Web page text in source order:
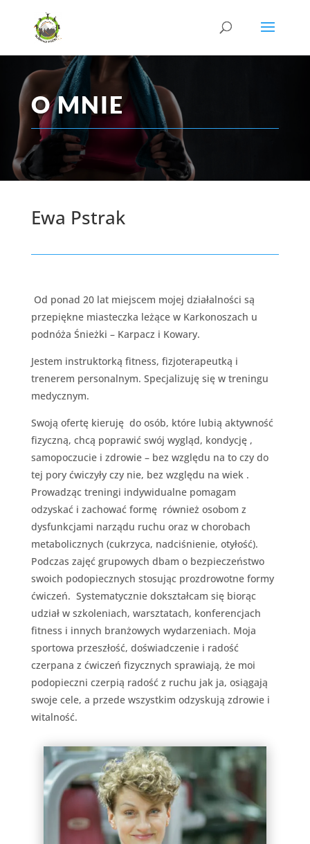
O MNIE
Ewa Pstrak
Od ponad 20 lat miejscem mojej działalności są
przepiękne miasteczka leżące w Karkonoszach u
podnóża Śnieżki – Karpacz i Kowary.
Jestem instruktorką fitness, fizjoterapeutką i
trenerem personalnym. Specjalizuję się w treningu
medycznym.
Swoją ofertę kieruję do osób, które lubią aktywność
fizyczną, chcą poprawić swój wygląd, kondycję ,
samopoczucie i zdrowie – bez względu na to czy do
tej pory ćwiczyły czy nie, bez względu na wiek .
Prowadząc treningi indywidualne pomagam
odzyskać i zachować formę również osobom z
dysfunkcjami narządu ruchu oraz w chorobach
metabolicznych (cukrzyca, nadciśnienie, otyłość).
Podczas zajęć grupowych dbam o bezpieczeństwo
swoich podopiecznych stosując prozdrowotne formy
ćwiczeń. Systematycznie dokształcam się biorąc
udział w szkoleniach, warsztatach, konferencjach
fitness i innych branżowych wydarzeniach. Moja
sportowa przeszłość, doświadczenie i radość
czerpana z ćwiczeń fizycznych sprawiają, że moi
podopieczni czerpią radość z ruchu jak ja, osiągają
swoje cele, a przede wszystkim odzyskują zdrowie i
witalność.